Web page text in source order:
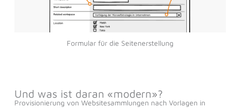
Formular für die Seitenerstellung
Und was ist daran «modern»?
Provisionierung von Websitesammlungen nach Vorlagen in